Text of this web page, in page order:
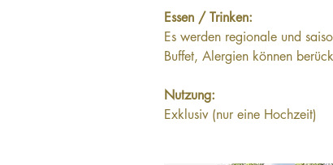
Essen / Trinken:
Es werden regionale und
Buffet, Alergien können
Nutzung:
Exklusiv (nur eine Hochzeit)